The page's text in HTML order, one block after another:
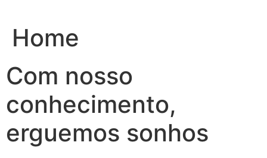
conteúdo
Home
Com nosso
conhecimento,
erguemos sonhos